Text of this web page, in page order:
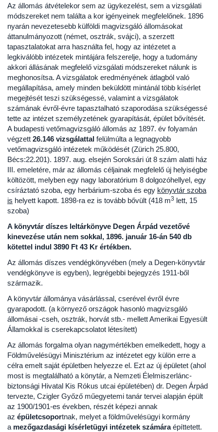
Az állomás átvételekor sem az ügykezelést, sem a vizsgálati
módszereket nem találta a kor igényeinek megfelelőnek. 1896
nyarán nevezetesebb külföldi magvizsgáló állomásokat
áttanulmányozott (német, osztrák, svájci), a szerzett
tapasztalatokat arra használta fel, hogy az intézetet a
legkiválóbb intézetek mintájára felszerelje, hogy a tudomány
akkori állásának megfelelő vizsgálati módszereket nálunk is
meghonosítsa. A vizsgálatok eredményének átlagból való
megállapítása, amely minden beküldött mintánál több kísérlet
megejtését teszi szükségessé, valamint a vizsgálatok
számának évről-évre tapasztalható szaporodása szükségessé
tette az intézet személyzetének gyarapítását, épület bővítését.
A budapesti vetőmagvizsgáló állomás az 1897. év folyamán
végzett 26.146 vizsgálattal felülmúlta a legnagyobb
vetőmagvizsgáló intézetek működését (Zürich 25.800,
Bécs:22.201). 1897. aug. elsején Soroksári út 8 szám alatti ház
III. emeletére, már az állomás céljainak megfelelő új helyiségbe
költözött, melyben egy nagy laboratórium 8 dolgozóhellyel, egy
csíráztató szoba, egy herbárium-szoba és egy könyvtár szoba
is helyett kapott. 1898-ra ez is tovább bővült (418 m3 lett, 15
szoba)
A könyvtár díszes leltárkönyve Degen Árpád vezetővé
kinevezése után nem sokkal, 1896. január 16-án 540 db
kötettel indul 3890 Ft 43 Kr értékben.
Az állomás díszes vendégkönyvében (mely a Degen-könyvtár
vendégkönyve is egyben), legrégebbi bejegyzés 1911-ből
származik.
A könyvtár állománya vásárlással, cserével évről évre
gyarapodott. (a környező országok hasonló magvizsgáló
állomásai -cseh, osztrák, horvát stb.- mellett Amerikai Egyesült
Államokkal is cserekapcsolatot létesített)
Az állomás forgalma olyan nagymértékben emelkedett, hogy a
Földművelésügyi Minisztérium az intézetet egy külön erre a
célra emelt saját épületben helyezze el. Ezt az új épületet (ahol
most is megtalálható a könytár, a Nemzeti Élelmiszerlánc-
biztonsági Hivatal Kis Rókus utcai épületében) dr. Degen Árpád
tervezte, Czigler Győző műegyetemi tanár tervei alapján épült
az 1900/1901-es években, részét képezi annak
az épületcsoportnak, melyet a földművelésügyi kormány
a mezőgazdasági kísérletügyi intézetek számáraépíttetett.